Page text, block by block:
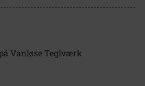
Vanløse Teglværk